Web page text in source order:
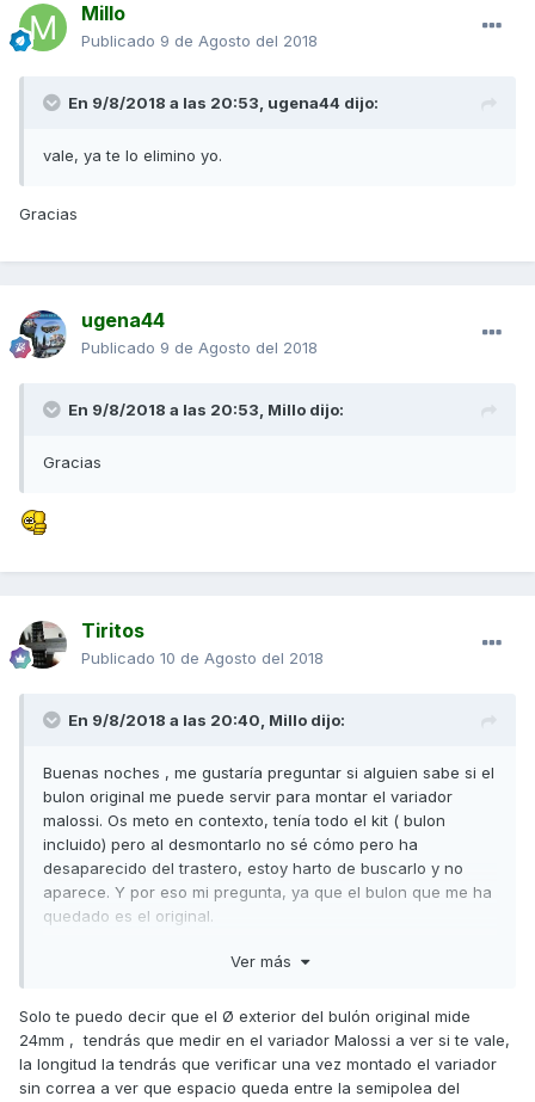
Millo
Publicado 9 de Agosto del 2018
En 9/8/2018 a las 20:53, ugena44 dijo:
vale, ya te lo elimino yo.
Gracias
ugena44
Publicado 9 de Agosto del 2018
En 9/8/2018 a las 20:53, Millo dijo:
Gracias
Tiritos
Publicado 10 de Agosto del 2018
En 9/8/2018 a las 20:40, Millo dijo:
Buenas noches , me gustaría preguntar si alguien sabe si el
bulon original me puede servir para montar el variador
malossi. Os meto en contexto, tenía todo el kit ( bulon
incluido) pero al desmontarlo no sé cómo pero ha
desaparecido del trastero, estoy harto de buscarlo y no
aparece. Y por eso mi pregunta, ya que el bulon que me ha
quedado es el original.
Ver más
Solo te puedo decir que el Ø exterior del bulón original mide
24mm , tendrás que medir en el variador Malossi a ver si te vale,
la longitud la tendrás que verificar una vez montado el variador
sin correa a ver que espacio queda entre la semipolea del